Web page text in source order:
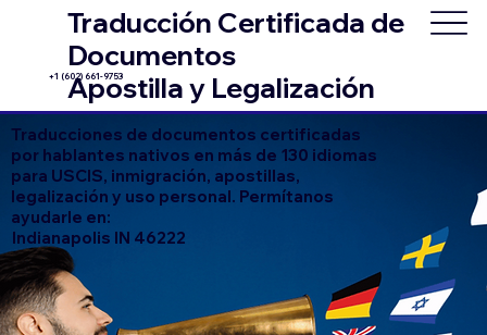
Traducción Certificada de
Documentos
Apostilla y Legalización
+1 (602) 661-9753
Traducciones de documentos certificadas
por hablantes nativos en más de 130 idiomas
para USCIS, inmigración, apostillas,
legalización y uso personal. Permítanos
ayudarle en:
Indianapolis IN 46222